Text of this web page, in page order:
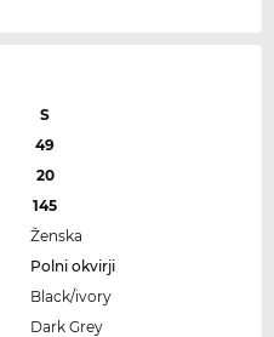
S
49
20
145
Ženska
Polni okvirji
Black/ivory
Dark Grey